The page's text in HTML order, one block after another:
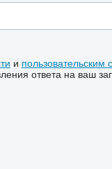
и пользовательским
ответа на ваш